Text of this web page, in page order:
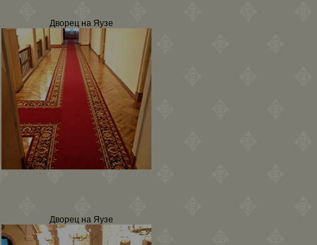
Дворец на Яузе
Дворец на Яузе